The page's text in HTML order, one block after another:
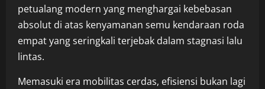
petualang modern yang menghargai kebebasan
absolut di atas kenyamanan semu kendaraan roda
empat yang seringkali terjebak dalam stagnasi lalu
lintas.
Memasuki era mobilitas cerdas, efisiensi bukan lagi